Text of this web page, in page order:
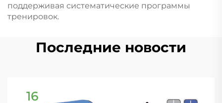
поддерживая систематические программы
тренировок.
Последние новости
16